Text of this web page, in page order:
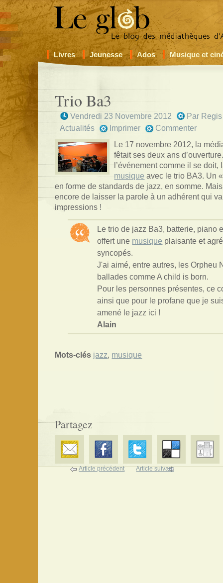
Livres Jeunesse Ados Musique et
Trio Ba3
Vendredi 23 Novembre 2012 Par Regis
Actualités
Imprimer
Commenter
Le 17 novembre 2012, la
fêtait ses deux ans
l’événement comme il se doit,
musique avec le trio BA3. Un
en forme de standards de jazz, en somme.
encore de laisser la parole à un adhérent qui
impressions !
Le trio de jazz Ba3, batterie, piano
offert une musique plaisante et
syncopés.
J'ai aimé, entre autres, les Orpheu
ballades comme A child is born.
Pour les personnes présentes, ce
ainsi que pour le profane que je
amené le jazz ici !
Alain
Mots-clés jazz, musique
Partagez
Article précédent Article suivant